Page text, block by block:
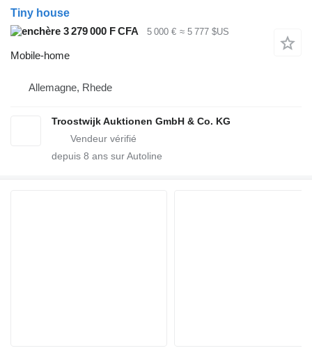
Tiny house
3 279 000 F CFA
5 000 € ≈ 5 777 $US
Mobile-home
Allemagne, Rhede
Troostwijk Auktionen GmbH & Co. KG
depuis 8 ans sur Autoline